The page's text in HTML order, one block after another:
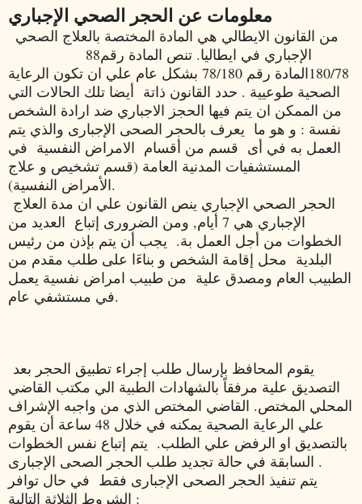
معلومات عن الحجر الصحي الإجباري
من القانون الايطالي هي المادة المختصة بالعلاج الصحي
180/78المادة رقم 78/180 بشكل عام علي ان تكون الرعاية
الصحية طوعيية . حدد القانون ذاتة أيضا تلك الحالات التي
من الممكن ان يتم فيها الحجز الاجباري ضد ارادة الشخص
نفسة : و هو ما يعرف بالحجر الصحى الإجبارى والذي يتم
العمل به في أى قسم من أقسام الامراض النفسية في
المستشفيات المدنية العامة (قسم تشخيص و علاج
الأمراض النفسية).
الإجباري هي 7 أيام, ومن الضرورى إتباع العديد من
الخطوات من أجل العمل بة. يجب أن يتم بإذن من رئيس
البلدية محل إقامة الشخص و بناءَا على طلب مقدم من
الطبيب العام ومصدق علية من طبيب امراض نفسية يعمل
في مستشفي عام.
التصديق علية مرفقاً بالشهادات الطبية الي مكتب القاضي
المحلي المختص. القاضي المختص الذي من واجبه الإشراف
علي الرعاية الصحية يمكنه في خلال 48 ساعة أن يقوم
بالتصديق او الرفض علي الطلب. يتم إتباع نفس الخطوات
السابقة في حالة تجديد طلب الحجر الصحى الإجبارى .
يتم تنفيذ الحجر الصحى الإجبارى فقط في حال توافر
الشروط الثلاثة التالية :